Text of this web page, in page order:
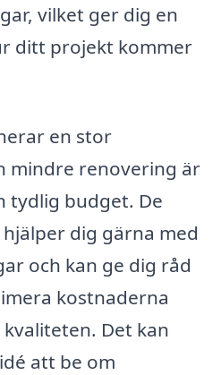
vilket ger dig en
ditt projekt kommer
en stor
mindre renovering är
tydlig budget. De
dig gärna med
och kan ge dig råd
kostnaderna
Det kan
att be om